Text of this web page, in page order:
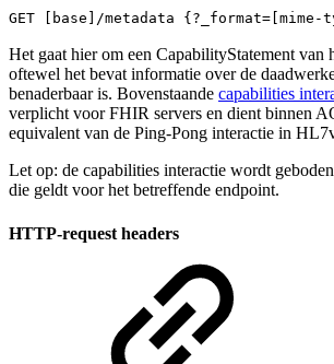
GET [base]/metadata {?_format=[mime-
Het gaat hier om een CapabilityStatement van
oftewel het bevat informatie over de
benaderbaar is. Bovenstaande capabilities
verplicht voor FHIR servers en dient binnen
equivalent van de Ping-Pong interactie in
Let op: de capabilities interactie wordt
die geldt voor het betreffende endpoint.
HTTP-request headers